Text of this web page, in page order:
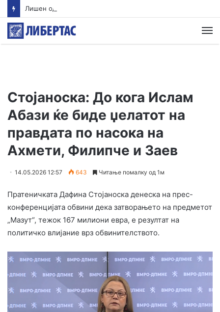
Стојаноска: До кога Ислам
Абази ќе биде џелатот на
правдата по насока на
Ахмети, Филипче и Заев
14.05.2026 12:57 643 Читање помалку од 1м
Пратеничката Дафина Стојаноска денеска на прес-
конференцијата обвини дека затворањето на предметот
„Мазут“, тежок 167 милиони евра, е резултат на
политичко влијание врз обвинителството.